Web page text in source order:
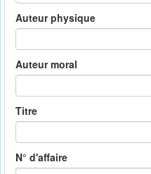
Auteur physique
Auteur moral
Titre
N° d'affaire